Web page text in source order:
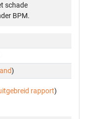
schade
BPM.
)
rapport)